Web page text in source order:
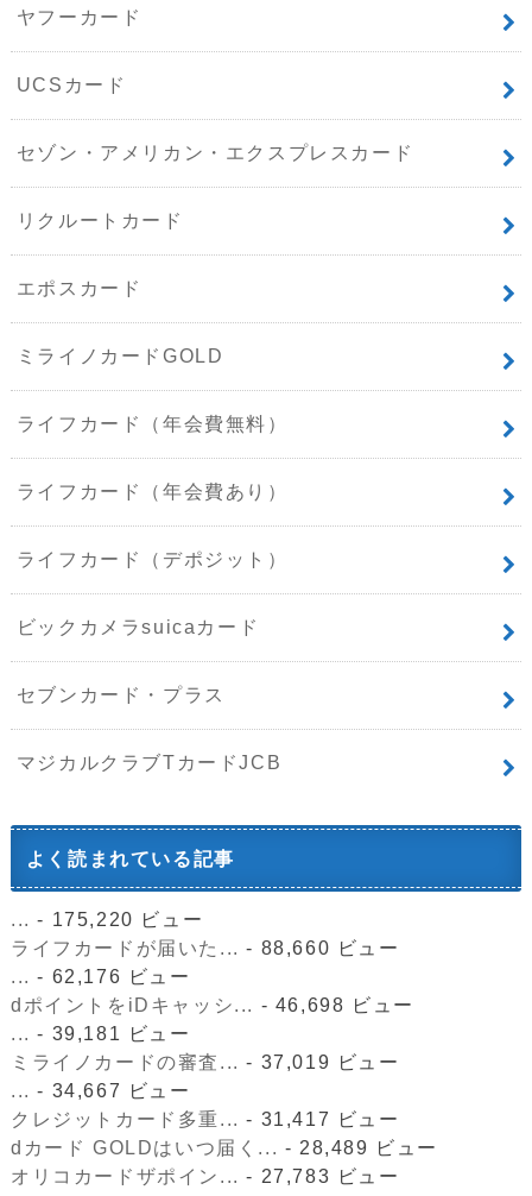
ヤフーカード
UCSカード
セゾン・アメリカン・エクスプレスカード
リクルートカード
エポスカード
ミライノカードGOLD
ライフカード（年会費無料）
ライフカード（年会費あり）
ライフカード（デポジット）
ビックカメラsuicaカード
セブンカード・プラス
マジカルクラブTカードJCB
よく読まれている記事
... - 175,220 ビュー
ライフカードが届いた... - 88,660 ビュー
... - 62,176 ビュー
dポイントをiDキャッシ... - 46,698 ビュー
... - 39,181 ビュー
ミライノカードの審査... - 37,019 ビュー
... - 34,667 ビュー
クレジットカード多重... - 31,417 ビュー
dカード GOLDはいつ届く... - 28,489 ビュー
オリコカードザポイン... - 27,783 ビュー